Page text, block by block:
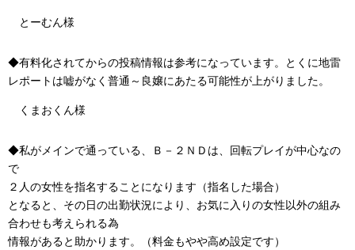
とーむん様
◆有料化されてからの投稿情報は参考になっています。とくに地雷
レポートは嘘がなく普通～良嬢にあたる可能性が上がりました。
くまおくん様
◆私がメインで通っている、Ｂ－２ＮＤは、回転プレイが中心なの
で
２人の女性を指名することになります（指名した場合）
となると、その日の出勤状況により、お気に入りの女性以外の組み
合わせも考えられる為
情報があると助かります。（料金もやや高め設定です）